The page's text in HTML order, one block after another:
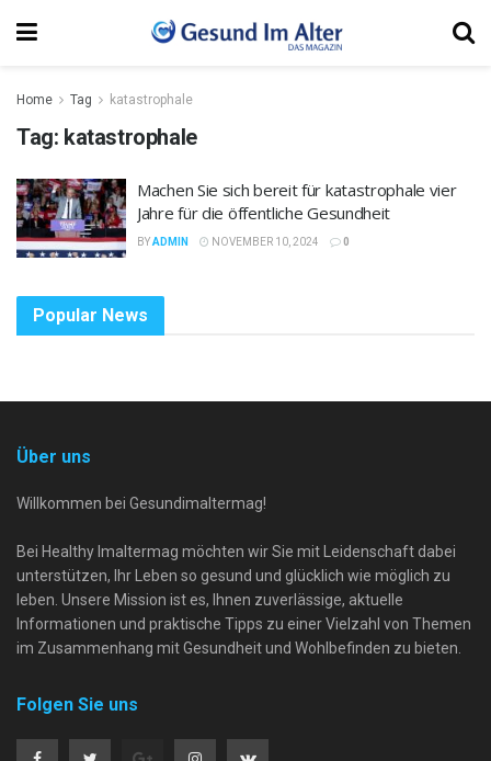
Home Tag katastrophale
Tag: katastrophale
Machen Sie sich bereit für katastrophale vier
Jahre für die öffentliche Gesundheit
BYADMIN NOVEMBER 10, 2024 0
Popular News
Über uns
Willkommen bei Gesundimaltermag!
Bei Healthy Imaltermag möchten wir Sie mit Leidenschaft dabei
unterstützen, Ihr Leben so gesund und glücklich wie möglich zu
leben. Unsere Mission ist es, Ihnen zuverlässige, aktuelle
Informationen und praktische Tipps zu einer Vielzahl von Themen
im Zusammenhang mit Gesundheit und Wohlbefinden zu bieten.
Folgen Sie uns